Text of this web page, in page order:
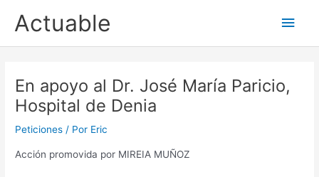
Actuable
En apoyo al Dr. José María Paricio,
Hospital de Denia
Peticiones / Por Eric
Acción promovida por MIREIA MUÑOZ